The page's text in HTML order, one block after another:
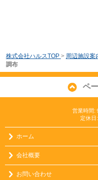
株式会社ハルスTOP > 周辺施設案
調布
ペ
営業時間:
定休日
ホーム
会社概要
お問い合わせ